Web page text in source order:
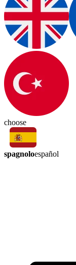
choose
spagnoloespañol